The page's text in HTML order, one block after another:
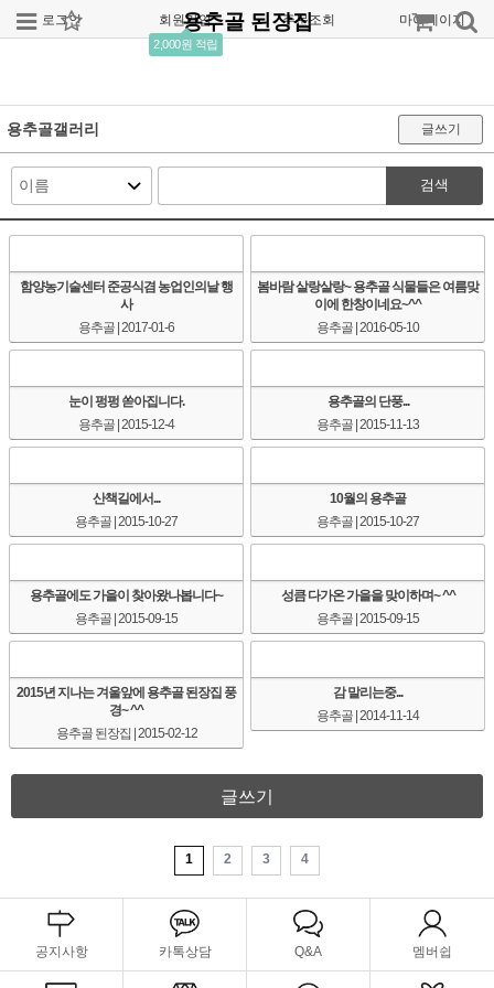
로그인 회원가입
2,000원 적립
주문조회 마이페이지
용추골 된장집
용추골갤러리 글쓰기
검색
함양농기술센터 준공식겸 농업인의날 행
사
용추골 | 2017-01-6
봄바람 살랑살랑~ 용추골 식물들은 여름맞
이에 한창이네요~^^
용추골 | 2016-05-10
눈이 펑펑 쏟아집니다.
용추골 | 2015-12-4
용추골의 단풍...
용추골 | 2015-11-13
산책길에서...
용추골 | 2015-10-27
10월의 용추골
용추골 | 2015-10-27
용추골에도 가을이 찾아왔나봅니다~
용추골 | 2015-09-15
성큼 다가온 가을을 맞이하며~ ^^
용추골 | 2015-09-15
2015년 지나는 겨울앞에 용추골 된장집 풍
경~ ^^
용추골 된장집 | 2015-02-12
감 말리는중...
용추골 | 2014-11-14
글쓰기
1 2 3 4
공지사항 카톡상담 Q&A 멤버쉽